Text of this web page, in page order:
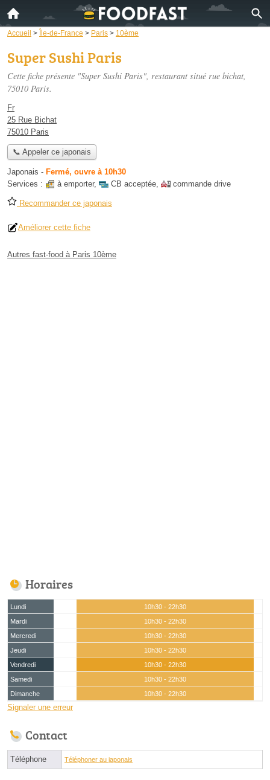
Accueil > Île-de-France > Paris > 10ème
Super Sushi Paris
Cette fiche présente "Super Sushi Paris", restaurant situé rue bichat,
75010 Paris.
Fr
25 Rue Bichat
75010 Paris
📞 Appeler ce japonais
Japonais - Fermé, ouvre à 10h30
Services :
à emporter, CB acceptée, commande drive
Recommander ce japonais
Améliorer cette fiche
Autres fast-food à Paris 10ème
Horaires
Lundi
10h30 - 22h30
Mardi
10h30 - 22h30
Mercredi
10h30 - 22h30
Jeudi
10h30 - 22h30
Vendredi
10h30 - 22h30
Samedi
10h30 - 22h30
Dimanche
10h30 - 22h30
Signaler une erreur
Contact
Téléphone Téléphoner au japonais